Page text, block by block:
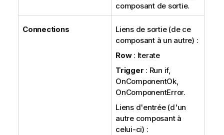
composant de sortie.
Connections
Liens de sortie (de ce
composant à un autre) :
Row: Iterate
Trigger : Run if,
OnComponentOk,
OnComponentError.
Liens d'entrée (d'un
autre composant à
celui-ci) :